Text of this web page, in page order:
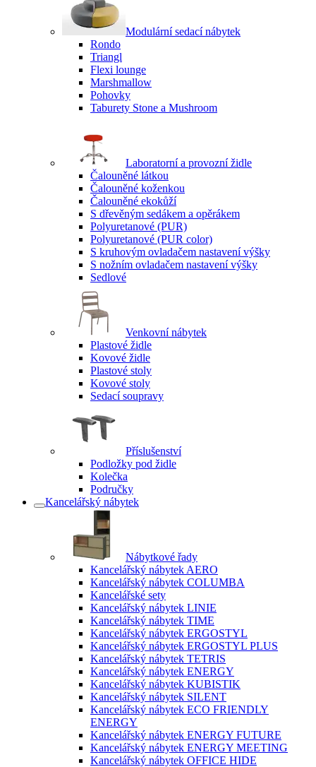
Modulární sedací nábytek
Rondo
Triangl
Flexi lounge
Marshmallow
Pohovky
Taburety Stone a Mushroom
Laboratorní a provozní židle
Čalouněné látkou
Čalouněné koženkou
Čalouněné ekokůží
S dřevěným sedákem a opěrákem
Polyuretanové (PUR)
Polyuretanové (PUR color)
S kruhovým ovladačem nastavení výšky
S nožním ovladačem nastavení výšky
Sedlové
Venkovní nábytek
Plastové židle
Kovové židle
Plastové stoly
Kovové stoly
Sedací soupravy
Příslušenství
Podložky pod židle
Kolečka
Područky
Kancelářský nábytek
Nábytkové řady
Kancelářský nábytek AERO
Kancelářský nábytek COLUMBA
Kancelářské sety
Kancelářský nábytek LINIE
Kancelářský nábytek TIME
Kancelářský nábytek ERGOSTYL
Kancelářský nábytek ERGOSTYL PLUS
Kancelářský nábytek TETRIS
Kancelářský nábytek ENERGY
Kancelářský nábytek KUBISTIK
Kancelářský nábytek SILENT
Kancelářský nábytek ECO FRIENDLY
ENERGY
Kancelářský nábytek ENERGY FUTURE
Kancelářský nábytek ENERGY MEETING
Kancelářský nábytek OFFICE HIDE